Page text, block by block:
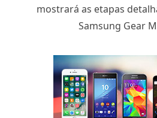
mostrará as etapas
Samsung Gear